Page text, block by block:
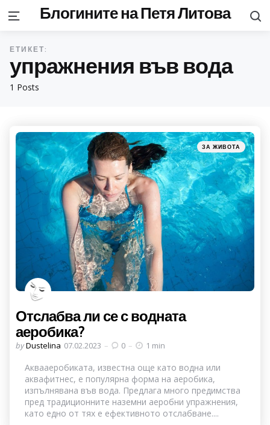
MenuБлогините на Петя Литова
1 Posts
ЕТИКЕТ:
упражнения във вода
Categories
Posted
in
ЗА ЖИВОТА
Отслабва ли се с водната
аеробика?
Posted
byDustelina 07.02.2023 0 1 min
Аквааеробиката, известна още като водна или
аквафитнес, е популярна форма на аеробика,
изпълнявана във вода. Предлага много предимства
пред традиционните наземни аеробни упражнения,
като едно от тях е ефективното отслабване....